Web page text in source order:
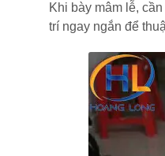
Khi bày mâm lễ,
trí ngay ngắn để